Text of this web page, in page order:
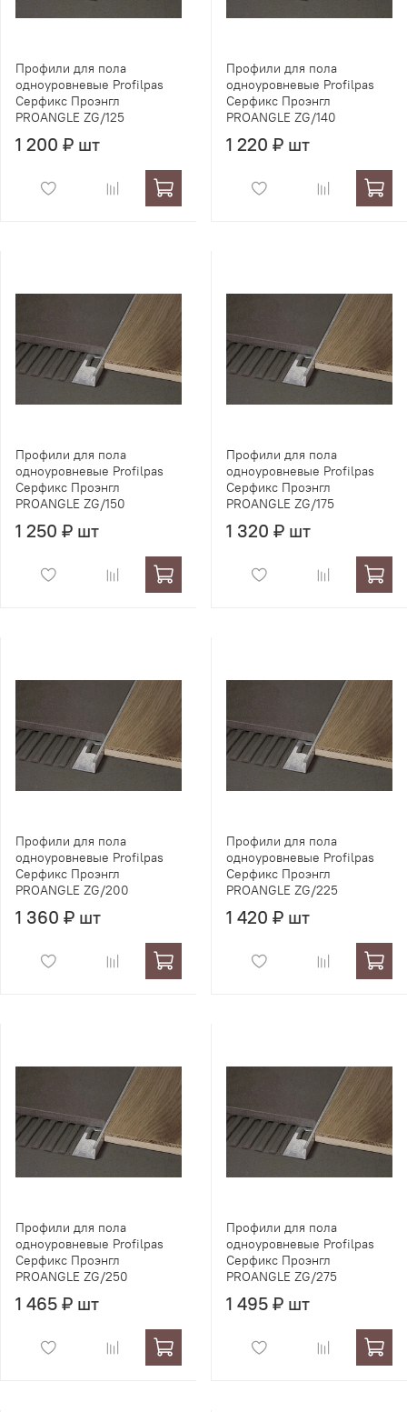
Профили для пола
одноуровневые Profilpas
Серфикс Проэнгл
PROANGLE ZG/125
1 200 ₽ шт
Профили для пола
одноуровневые Profilpas
Серфикс Проэнгл
PROANGLE ZG/140
1 220 ₽ шт
Профили для пола
одноуровневые Profilpas
Серфикс Проэнгл
PROANGLE ZG/150
1 250 ₽ шт
Профили для пола
одноуровневые Profilpas
Серфикс Проэнгл
PROANGLE ZG/175
1 320 ₽ шт
Профили для пола
одноуровневые Profilpas
Серфикс Проэнгл
PROANGLE ZG/200
1 360 ₽ шт
Профили для пола
одноуровневые Profilpas
Серфикс Проэнгл
PROANGLE ZG/225
1 420 ₽ шт
Профили для пола
одноуровневые Profilpas
Серфикс Проэнгл
PROANGLE ZG/250
1 465 ₽ шт
Профили для пола
одноуровневые Profilpas
Серфикс Проэнгл
PROANGLE ZG/275
1 495 ₽ шт